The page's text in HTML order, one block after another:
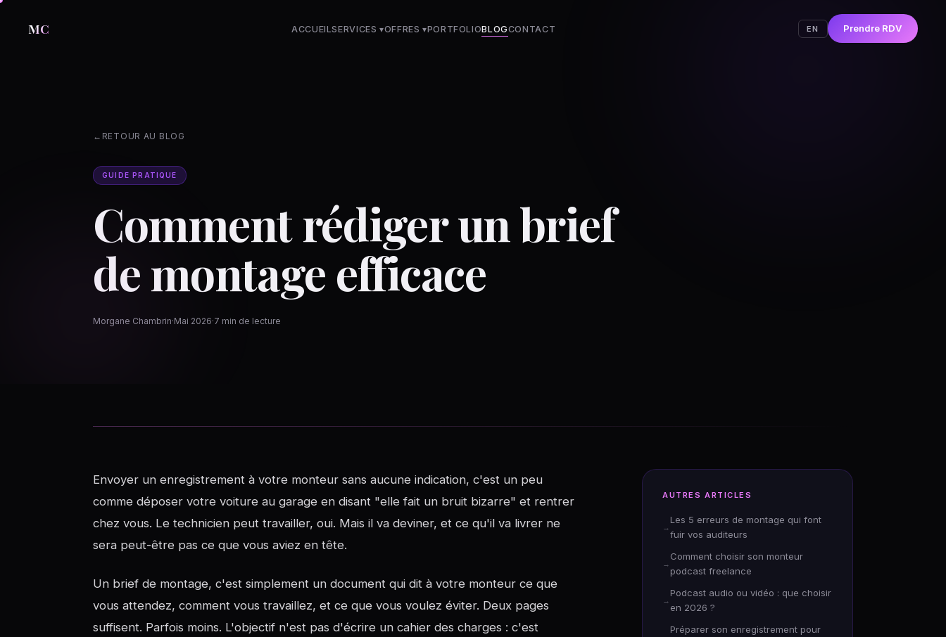
MC ACCUEILSERVICES ▾OFFRES▾PORTFOLIOBLOGCONTACT EN Prendre RDV
RETOUR AU BLOG
GUIDE PRATIQUE
Comment rédiger un brief
de montage efficace
Morgane Chambrin·Mai 2026·7 min de lecture
Envoyer un enregistrement à votre monteur sans aucune indication, c'est un peu
comme déposer votre voiture au garage en disant "elle fait un bruit bizarre" et rentrer
chez vous. Le technicien peut travailler, oui. Mais il va deviner, et ce qu'il va livrer ne
sera peut-être pas ce que vous aviez en tête.
Un brief de montage, c'est simplement un document qui dit à votre monteur ce que
vous attendez, comment vous travaillez, et ce que vous voulez éviter. Deux pages
suffisent. Parfois moins. L'objectif n'est pas d'écrire un cahier des charges : c'est
AUTRES ARTICLES
Les 5 erreurs de montage qui font
fuir vos auditeurs
Comment choisir son monteur
podcast freelance
Podcast audio ou vidéo : que choisir
en 2026 ?
Préparer son enregistrement pour